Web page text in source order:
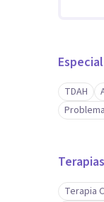
TDAH
Terapias
Terapia